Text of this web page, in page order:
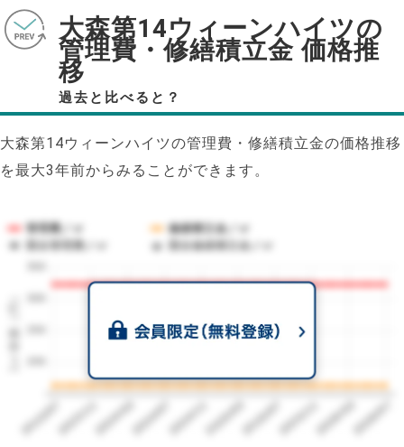
大森第14ウィーンハイツの
管理費・修繕積立金 価格推
移
過去と比べると？
大森第14ウィーンハイツの管理費・修繕積立金の価格推移
を最大3年前からみることができます。
1㎡単価（円）
管理費／㎡
修繕積立金／㎡
競合管理費／㎡
競合修繕積立金／㎡
2023/072023/112024/032024/072024/112025/032025/072025/112026/032026/07